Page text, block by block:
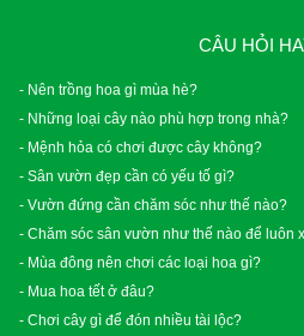
CÂU HỎI
- Nên trồng hoa gì mùa hè?
- Những loại cây nào phù hợp trong nhà?
- Mệnh hỏa có chơi được cây không?
- Sân vườn đẹp cần có yếu tố gì?
- Vườn đứng cần chăm sóc như thế nào?
- Chăm sóc sân vườn như thế nào để luôn
- Mùa đông nên chơi các loại hoa gì?
- Mua hoa tết ở đâu?
- Chơi cây gì để đón nhiều tài lộc?